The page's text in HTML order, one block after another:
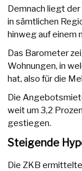
Demnach liegt
in sämtlichen
hinweg auf einem
Das Barometer
Wohnungen, in
hat, also für die
Die
weit um 3,2
gestiegen.
Steigende
Die ZKB